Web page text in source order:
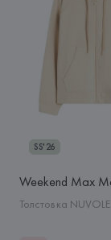
SS'26
Weekend Max
Толстовка NUVOLE